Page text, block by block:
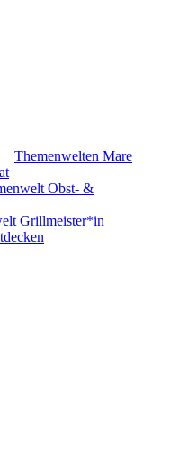
Themenwelten Mare
Obst- &
Grillmeister*in